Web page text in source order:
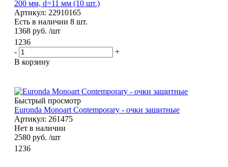
200 мм, d=11 мм (10 шт.)
Артикул: 22910165
Есть в наличии 8 шт.
1368 руб. /шт
1236
-
+
В корзину
Быстрый просмотр
Euronda Monoart Contemporary - очки защитные
Артикул: 261475
Нет в наличии
2580 руб. /шт
1236